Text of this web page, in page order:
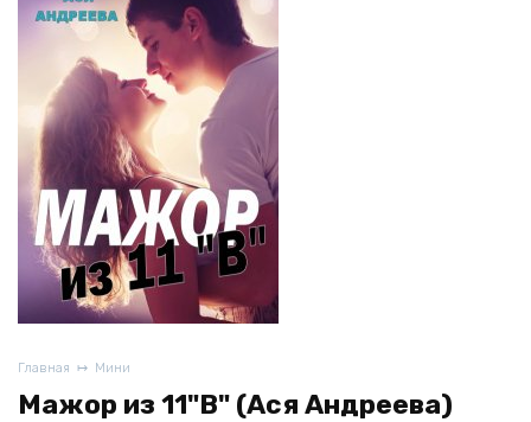
Главная Мини
Мажор из 11"В" (Ася Андреева)